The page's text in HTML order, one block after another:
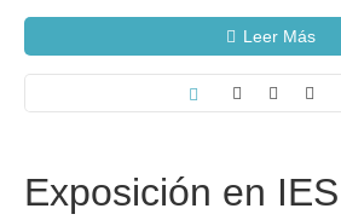
Leer Más
Exposición en